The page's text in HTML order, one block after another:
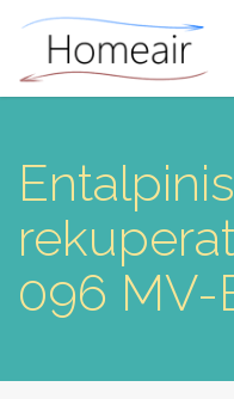
Entalpinis
096 MV-